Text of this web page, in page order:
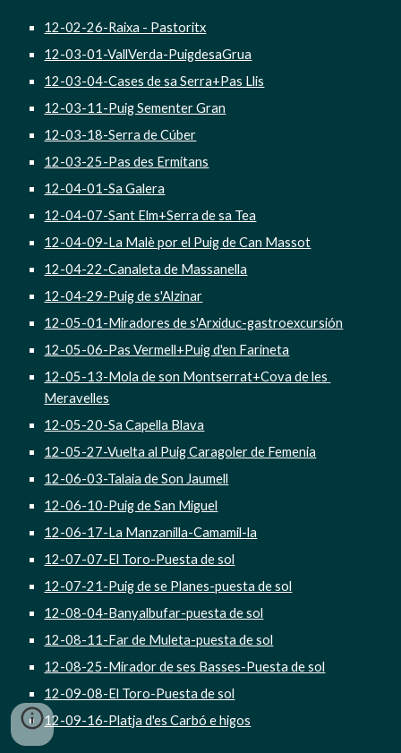
12-02-26-Raixa - Pastoritx
12-03-01-VallVerda-PuigdesaGrua
12-03-04-Cases de sa Serra+Pas Llis
12-03-11-Puig Sementer Gran
12-03-18-Serra de Cúber
12-03-25-Pas des Ermitans
12-04-01-Sa Galera
12-04-07-Sant Elm+Serra de sa Tea
12-04-09-La Malè por el Puig de Can Massot
12-04-22-Canaleta de Massanella
12-04-29-Puig de s'Alzinar
12-05-01-Miradores de s'Arxiduc-gastroexcursión
12-05-06-Pas Vermell+Puig d'en Farineta
12-05-13-Mola de son Montserrat+Cova de les
Meravelles
12-05-20-Sa Capella Blava
12-05-27-Vuelta al Puig Caragoler de Femenia
12-06-03-Talaia de Son Jaumell
12-06-10-Puig de San Miguel
12-06-17-La Manzanilla-Camamil-la
12-07-07-El Toro-Puesta de sol
12-07-21-Puig de se Planes-puesta de sol
12-08-04-Banyalbufar-puesta de sol
12-08-11-Far de Muleta-puesta de sol
12-08-25-Mirador de ses Basses-Puesta de sol
12-09-08-El Toro-Puesta de sol
12-09-16-Platja d'es Carbó e higos